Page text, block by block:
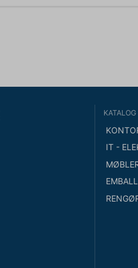
KATALOG
IT -